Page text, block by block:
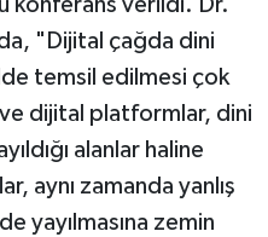
konferans verildi. Dr.
"Dijital çağda dini
temsil edilmesi çok
dijital platformlar, dini
alanlar haline
aynı zamanda yanlış
yayılmasına zemin